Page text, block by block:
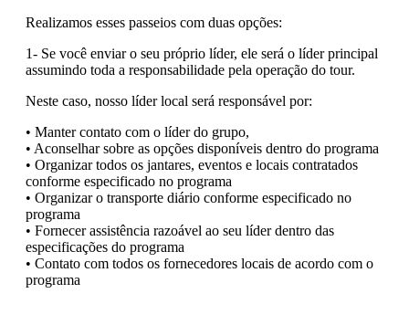
Realizamos esses passeios com duas opções:
1- Se você enviar o seu próprio líder, ele será o líder principal
assumindo toda a responsabilidade pela operação do tour.
Neste caso, nosso líder local será responsável por:
• Manter contato com o líder do grupo,
• Aconselhar sobre as opções disponíveis dentro do programa
• Organizar todos os jantares, eventos e locais contratados
conforme especificado no programa
• Organizar o transporte diário conforme especificado no
programa
• Fornecer assistência razoável ao seu líder dentro das
especificações do programa
• Contato com todos os fornecedores locais de acordo com o
programa